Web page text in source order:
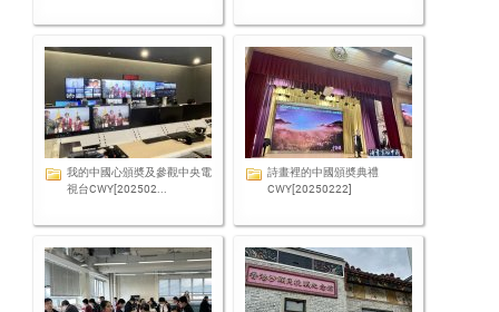
我的中國心頒奬及參觀中央電
視台CWY[202502...
詩畫裡的中國頒奬典禮
CWY[20250222]